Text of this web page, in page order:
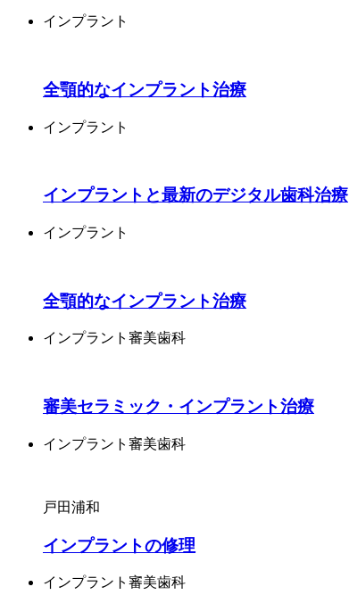
インプラント
全顎的なインプラント治療
インプラント
インプラントと最新のデジタル歯科治療
インプラント
全顎的なインプラント治療
インプラント 審美歯科
審美セラミック・インプラント治療
インプラント 審美歯科
戸田浦和
インプラントの修理
インプラント 審美歯科